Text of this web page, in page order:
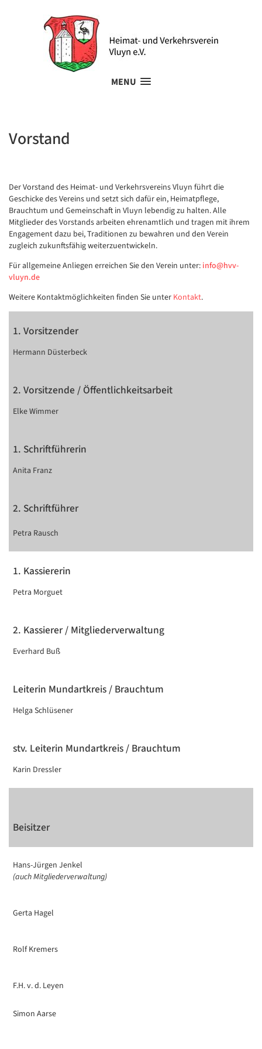
MENU
Vorstand
Der Vorstand des Heimat- und Verkehrsvereins Vluyn führt die
Geschicke des Vereins und setzt sich dafür ein, Heimatpflege,
Brauchtum und Gemeinschaft in Vluyn lebendig zu halten. Alle
Mitglieder des Vorstands arbeiten ehrenamtlich und tragen mit ihrem
Engagement dazu bei, Traditionen zu bewahren und den Verein
zugleich zukunftsfähig weiterzuentwickeln.
Für allgemeine Anliegen erreichen Sie den Verein unter: info@hvv-
vluyn.de
Weitere Kontaktmöglichkeiten finden Sie unter Kontakt.
1. Vorsitzender
Hermann Düsterbeck
2. Vorsitzende / Öffentlichkeitsarbeit
Elke Wimmer
1. Schriftführerin
Anita Franz
2. Schriftführer
Petra Rausch
1. Kassiererin
Petra Morguet
2. Kassierer / Mitgliederverwaltung
Everhard Buß
Leiterin Mundartkreis / Brauchtum
Helga Schlüsener
stv. Leiterin Mundartkreis / Brauchtum
Karin Dressler
Beisitzer
Hans-Jürgen Jenkel
(auch Mitgliederverwaltung)
Gerta Hagel
Rolf Kremers
F.H. v. d. Leyen
Simon Aarse